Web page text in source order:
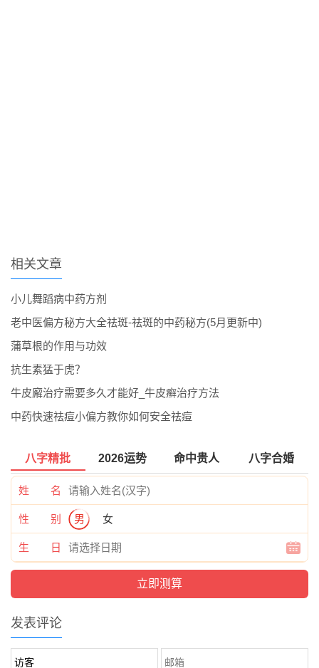
相关文章
小儿舞蹈病中药方剂
老中医偏方秘方大全祛斑-祛斑的中药秘方(5月更新中)
蒲草根的作用与功效
抗生素猛于虎？
牛皮廨治疗需要多久才能好_牛皮癣治疗方法
中药快速祛痘小偏方教你如何安全祛痘
八字精批 2026运势 命中贵人 八字合婚
姓 名
性 别 男 女
生 日
发表评论